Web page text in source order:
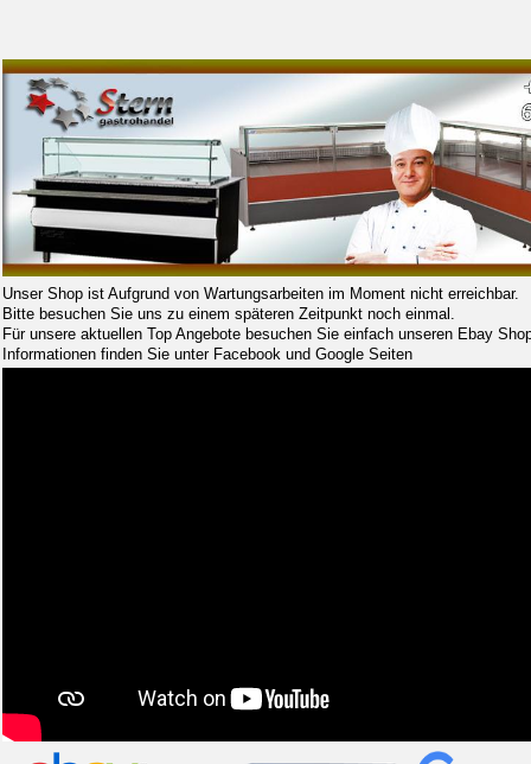
Unser Shop ist Aufgrund von Wartungsarbeiten im Moment nicht erreichbar.
Bitte besuchen Sie uns zu einem späteren Zeitpunkt noch einmal.
Für unsere aktuellen Top Angebote besuchen Sie einfach unseren Ebay
Informationen finden Sie unter Facebook und Google Seiten